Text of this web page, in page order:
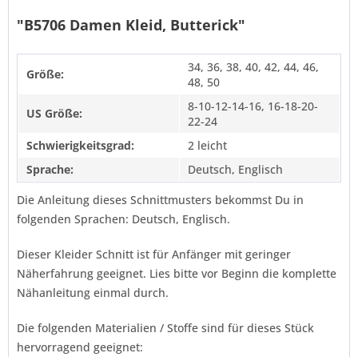
"B5706 Damen Kleid, Butterick"
Größe:
34, 36, 38, 40, 42, 44, 46,
48, 50
US Größe:
8-10-12-14-16, 16-18-20-
22-24
Schwierigkeitsgrad:
2 leicht
Sprache:
Deutsch, Englisch
Die Anleitung dieses Schnittmusters bekommst Du in
folgenden Sprachen: Deutsch, Englisch.
Dieser Kleider Schnitt ist für Anfänger mit geringer
Näherfahrung geeignet. Lies bitte vor Beginn die komplette
Nähanleitung einmal durch.
Die folgenden Materialien / Stoffe sind für dieses Stück
hervorragend geeignet: